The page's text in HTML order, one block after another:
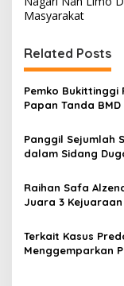
v
i
g
a
s
i
p
o
s
Masyarakat
Related Posts
Pemko Bukittinggi
Papan Tanda
Panggil Sejumlah
dalam Sidang
Terdakwa Haji DS
Raihan Safa
Juara 3 Kejuaraan
Sumatera Barat
Terkait Kasus
Menggemparkan